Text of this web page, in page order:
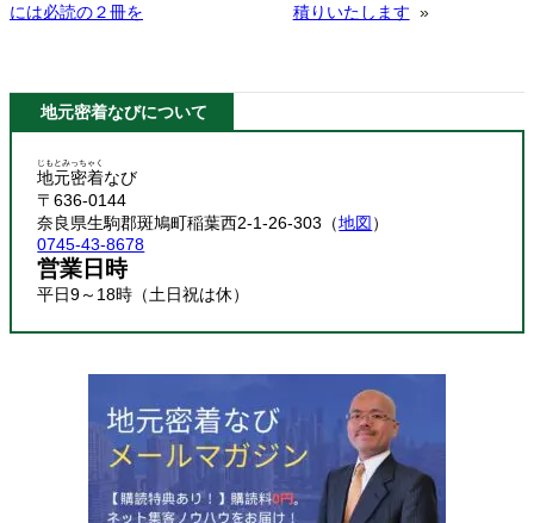
には必読の２冊を
積りいたします »
地元密着なびについて
地元密着
じもとみっちゃく
なび
〒636-0144
奈良県生駒郡斑鳩町稲葉西2-1-26-303（地図 ）
0745-43-8678
営業日時
平日9～18時（土日祝は休）